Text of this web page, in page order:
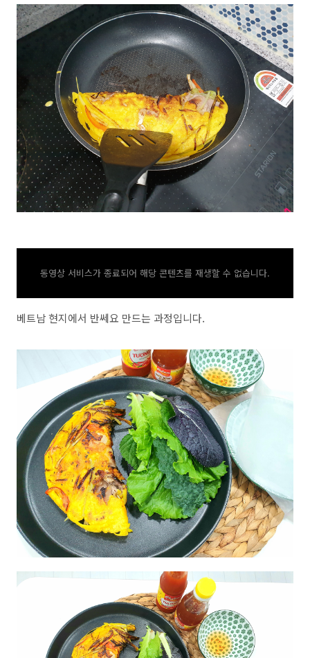
동영상 서비스가 종료되어 해당 콘텐츠를 재생할 수 없습니다.
베트남 현지에서 반쎄요 만드는 과정입니다.